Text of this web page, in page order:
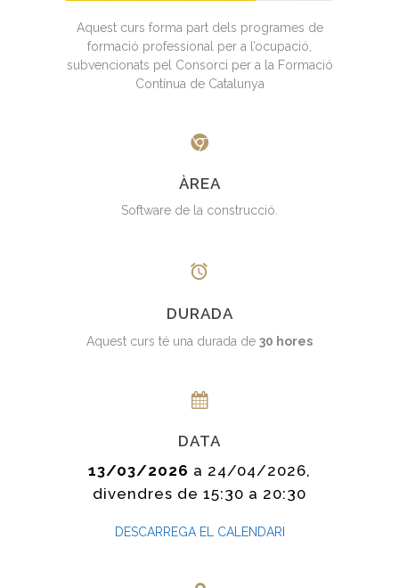
Aquest curs forma part dels programes de
formació professional per a l’ocupació,
subvencionats pel Consorci per a la Formació
Contínua de Catalunya
ÀREA
Software de la construcció.
DURADA
Aquest curs té una durada de 30 hores
DATA
13/03/2026 a 24/04/2026,
divendres de 15:30 a 20:30
DESCARREGA EL CALENDARI